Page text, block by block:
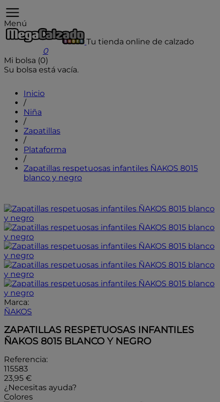
Menú
Tu tienda online de calzado
0
Mi bolsa (0)
Su bolsa está vacía.
Inicio
/
Niña
/
Zapatillas
/
Plataforma
/
Zapatillas respetuosas infantiles ÑAKOS 8015
blanco y negro
Marca:
ÑAKOS
ZAPATILLAS RESPETUOSAS INFANTILES
ÑAKOS 8015 BLANCO Y NEGRO
Referencia:
115583
23,95 €
¿Necesitas ayuda?
Colores